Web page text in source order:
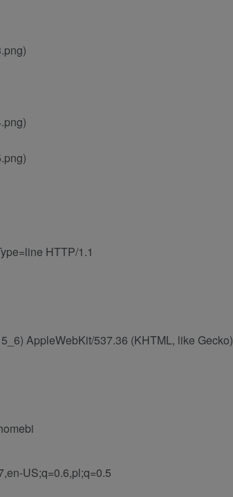
HTTP/1.1
AppleWebKit/537.36 (KHTML, like Gecko)
US;q=0.6,pl;q=0.5